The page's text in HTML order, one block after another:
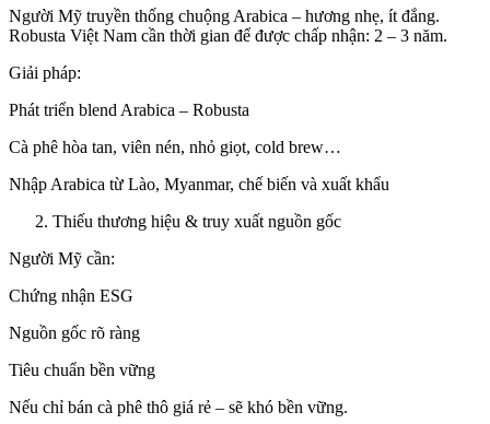
Người Mỹ truyền thống chuộng Arabica – hương nhẹ, ít đắng.
Robusta Việt Nam cần thời gian để được chấp nhận: 2 – 3 năm.
Giải pháp:
Phát triển blend Arabica – Robusta
Cà phê hòa tan, viên nén, nhỏ giọt, cold brew…
Nhập Arabica từ Lào, Myanmar, chế biến và xuất khẩu
Thiếu thương hiệu & truy xuất nguồn gốc
Người Mỹ cần:
Chứng nhận ESG
Nguồn gốc rõ ràng
Tiêu chuẩn bền vững
Nếu chỉ bán cà phê thô giá rẻ – sẽ khó bền vững.